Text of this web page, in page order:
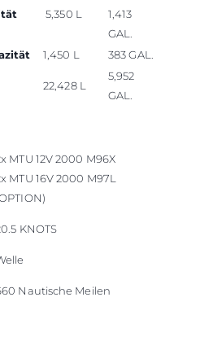
5,350 L
1,413
GAL.
1,450 L 383 GAL.
22,428 L
5,952
GAL.
MTU 12V 2000 M96X
MTU 16V 2000 M97L
KNOTS
Nautische Meilen